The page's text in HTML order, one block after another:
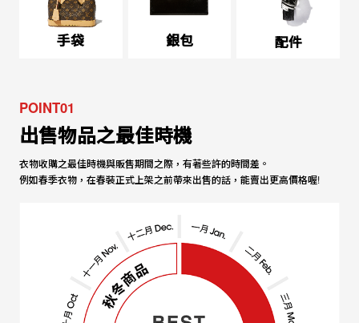
手袋 銀包 配件
POINT01
出售物品之最佳時機
衣物收購之最佳時機與販售期間之際，有著些許的時間差。
例如春季衣物，在春裝正式上架之前帶來出售的話，能賣出更高價格喔!